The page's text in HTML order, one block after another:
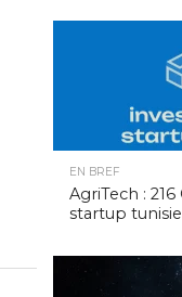
EN BREF
AgriTech :
startup